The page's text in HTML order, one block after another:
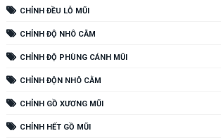
CHỈNH ĐỀU LỖ MŨI
CHỈNH ĐỘ NHÔ CẰM
CHỈNH ĐỘ PHÙNG CÁNH MŨI
CHỈNH ĐỘN NHÔ CẰM
CHỈNH GỒ XƯƠNG MŨI
CHỈNH HẾT GỒ MŨI